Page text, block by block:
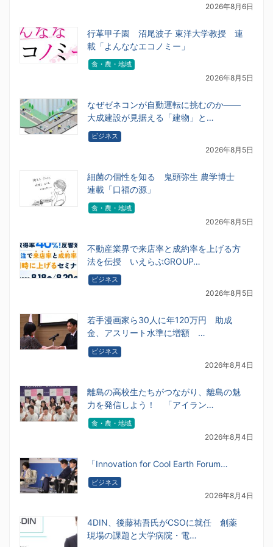
2026年8月6日
行革甲子園 沼尾波子 東洋大学教授 連
載「よんななエコノミー」
食・農・地域
2026年8月5日
なぜゼネコンが自動運転に挑むのか――
大成建設が見据える「建物」と…
ビジネス
2026年8月5日
細菌の個性を知る 鬼頭弥生 農学博士
連載「口福の源」
食・農・地域
2026年8月5日
不動産業界で来店率と成約率を上げる方
法を伝授 いえらぶGROUP…
ビジネス
2026年8月5日
若手漫画家ら30人に年120万円 助成
金、アスリート水準に増額 …
ビジネス
2026年8月4日
離島の高校生たちがつながり、離島の魅
力を発信しよう！ 「アイラン…
食・農・地域
2026年8月4日
「Innovation for Cool Earth Forum…
ビジネス
2026年8月4日
4DIN、後藤祐吾氏がCSOに就任 創薬
現場の課題と大学病院・電…